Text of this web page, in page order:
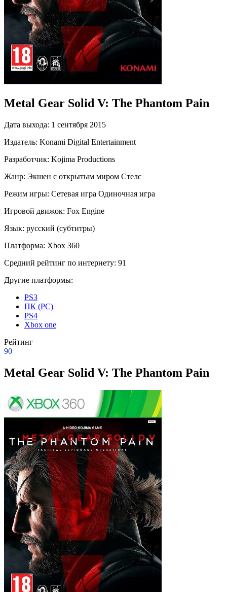
Metal Gear Solid V: The Phantom Pain
Дата выхода: 1 сентября 2015
Издатель: Konami Digital Entertainment
Разработчик: Kojima Productions
Жанр: Экшен с открытым миром Стелс
Режим игры: Сетевая игра Одиночная игра
Игровой движок: Fox Engine
Язык: русский (субтитры)
Платформа: Xbox 360
Средний рейтинг по интернету: 91
Другие платформы:
PS3
ПК (PC)
PS4
Xbox one
Рейтинг
90
Metal Gear Solid V: The Phantom Pain